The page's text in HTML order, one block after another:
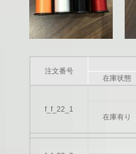
注文番号
在庫状態
f_f_22_1
在庫有り